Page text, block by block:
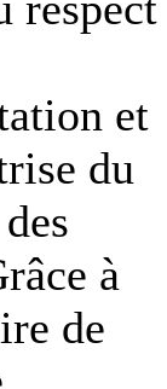
et
du
à
de